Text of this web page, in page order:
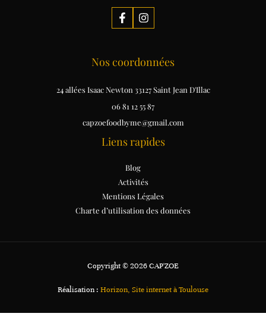
Nos coordonnées
24 allées Isaac Newton 33127 Saint Jean D'Illac
06 81 12 55 87
capzoefoodbyme@gmail.com
Liens rapides
Blog
Activités
Mentions Légales
Charte d’utilisation des données
Copyright © 2026 CAP'ZOE
Réalisation : Horizon, Site internet à Toulouse